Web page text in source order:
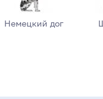
Немецкий дог